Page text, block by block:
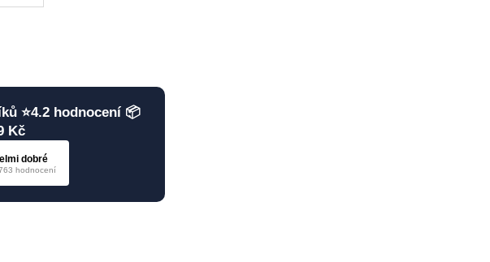
⭐4.2 hodnocení 📦
Kč